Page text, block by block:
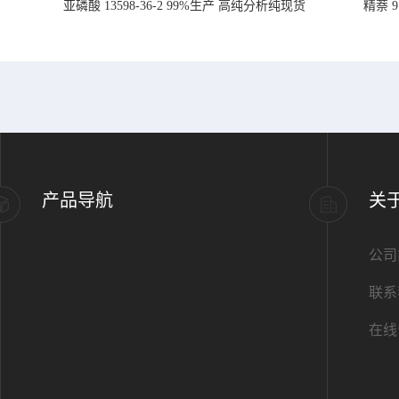
亚磷酸 13598-36-2 99%生产 高纯分析纯现货 精萘
产品导航 关
公
联
在